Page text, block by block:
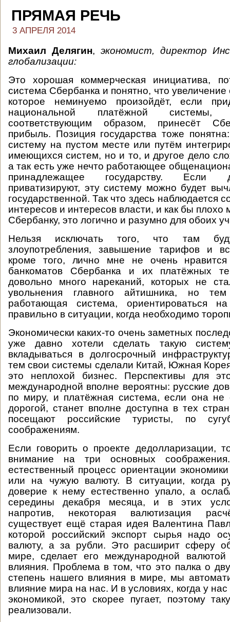
ПРЯМАЯ РЕЧЬ
3 АПРЕЛЯ 2014
Михаил Делягин, экономист, директор
глобализации:
Это хорошая коммерческая инициатива,
система Сбербанка и понятно, что
которое неминуемо произойдёт, если
национальной платёжной
соответствующим образом, принесёт
прибыль. Позиция государства тоже
систему на пустом месте или путём
имеющихся систем, но и то, и другое дело
а так есть уже нечто работающее
принадлежащее государству. Если
приватизируют, эту систему можно будет
государственной. Так что здесь наблюдается
интересов и интересов власти, и как бы плохо
Сбербанку, это логично и разумно для обоих
Нельзя исключать того, что там
злоупотребления, завышение тарифов и
кроме того, лично мне не очень нравится
банкоматов Сбербанка и их платёжных
довольно много нареканий, которых не
увольнения главного айтишника, но
работающая система, ориентироваться
правильно в ситуации, когда необходимо
Экономически каких-то очень заметных
уже давно хотели сделать такую
вкладываться в долгосрочный
тем свои системы сделали Китай, Южная
это неплохой бизнес. Перспективы для
международной вполне вероятны: русские
по миру, и платёжная система, если она не
дорогой, станет вполне доступна в тех
посещают российские туристы, по
соображениям.
Если говорить о проекте дедолларизации,
внимание на три основных
естественный процесс ориентации
или на чужую валюту. В ситуации, когда
доверие к нему естественно упало, а
середины декабря месяца, и в этих
напротив, некоторая валютизация
существует ещё старая идея Валентина
которой российский экспорт сырья надо
валюту, а за рубли. Это расширит сферу
мире, сделает его международной
влияния. Проблема в том, что это палка о
степень нашего влияния в мире, мы
влияние мира на нас. И в условиях, когда у
экономикой, это скорее пугает, поэтому
реализовали.